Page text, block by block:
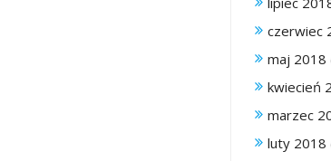
czerwiec
maj 2018
kwiecień
marzec
luty 2018